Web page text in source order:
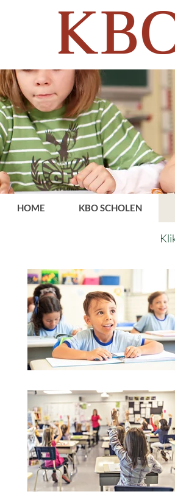
HOME KBO SCHOLEN